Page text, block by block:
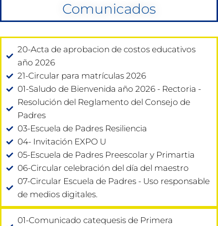
Comunicados
20-Acta de aprobacion de costos educativos
año 2026
21-Circular para matrículas 2026
01-Saludo de Bienvenida año 2026 - Rectoria -
Resolución del Reglamento del Consejo de
Padres
03-Escuela de Padres Resiliencia
04- Invitación EXPO U
05-Escuela de Padres Preescolar y Primartia
06-Circular celebración del día del maestro
07-Circular Escuela de Padres - Uso responsable
de medios digitales.
01-Comunicado catequesis de Primera